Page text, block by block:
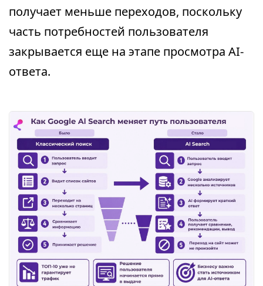
получает меньше переходов, поскольку
часть потребностей пользователя
закрывается еще на этапе просмотра AI-
ответа.